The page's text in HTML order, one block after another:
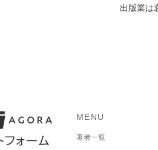
出版業は
MENU
著者一覧